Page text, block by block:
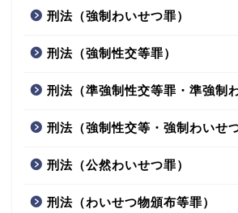
刑法（強制わいせつ罪）
刑法（強制性交等罪）
刑法（準強制性交等罪・準強制
刑法（強制性交等・強制わいせ
刑法（公然わいせつ罪）
刑法（わいせつ物頒布等罪）